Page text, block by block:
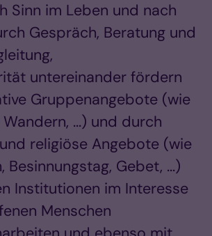
Sinn im Leben und nach
Gespräch, Beratung und
untereinander fördern
Gruppenangebote (wie
...) und durch
religiöse Angebote (wie
Besinnungstag, Gebet, ...)
Institutionen im Interesse
Menschen